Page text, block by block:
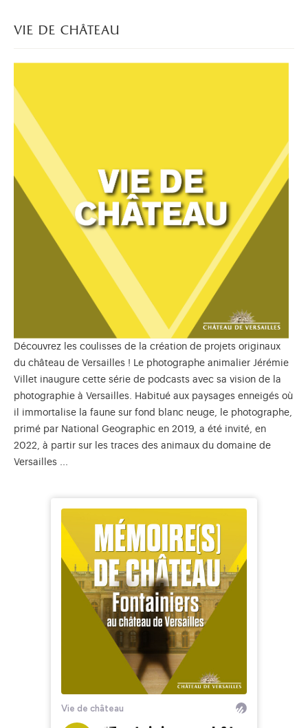
vie de château
Découvrez les coulisses de la création de projets originaux
du château de Versailles ! Le photographe animalier Jérémie
Villet inaugure cette série de podcasts avec sa vision de la
photographie à Versailles. Habitué aux paysages enneigés où
il immortalise la faune sur fond blanc neuge, le photographe,
primé par National Geographic en 2019, a été invité, en
2022, à partir sur les traces des animaux du domaine de
Versailles ...